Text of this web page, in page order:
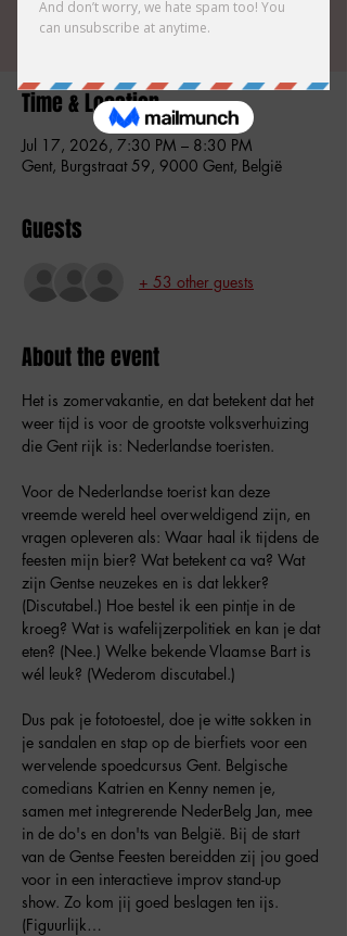
Andere evenementen bekijken
Time & Location
Jul 17, 2026, 7:30 PM – 8:30 PM
Gent, Burgstraat 59, 9000 Gent, België
Guests
+ 53 other guests
About the event
Het is zomervakantie, en dat betekent dat het
weer tijd is voor de grootste volksverhuizing
die Gent rijk is: Nederlandse toeristen.
Voor de Nederlandse toerist kan deze
vreemde wereld heel overweldigend zijn, en
vragen opleveren als: Waar haal ik tijdens de
feesten mijn bier? Wat betekent ca va? Wat
zijn Gentse neuzekes en is dat lekker?
(Discutabel.) Hoe bestel ik een pintje in de
kroeg? Wat is wafelijzerpolitiek en kan je dat
eten? (Nee.) Welke bekende Vlaamse Bart is
wél leuk? (Wederom discutabel.)
Dus pak je fototoestel, doe je witte sokken in
je sandalen en stap op de bierfiets voor een
wervelende spoedcursus Gent. Belgische
comedians Katrien en Kenny nemen je,
samen met integrerende NederBelg Jan, mee
in de do's en don'ts van België. Bij de start
van de Gentse Feesten bereidden zij jou goed
voor in een interactieve improv stand-up
show. Zo kom jij goed beslagen ten ijs.
(Figuurlijk…